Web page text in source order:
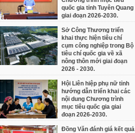
quốc gia tỉnh Tuyên Quang
giai đoạn 2026-2030.
Sở Công Thương triển
khai thực hiện tiêu chí
cụm công nghiệp trong Bộ
tiêu chí quốc gia về xã
nông thôn mới giai đoạn
2026 - 2030.
Hội Liên hiệp phụ nữ tỉnh
hướng dẫn triển khai các
nội dung Chương trình
mục tiêu quốc gia giai
đoạn 2026-2030.
Đồng Văn đánh giá kết quả